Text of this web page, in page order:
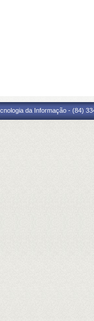
da Informação - (84)